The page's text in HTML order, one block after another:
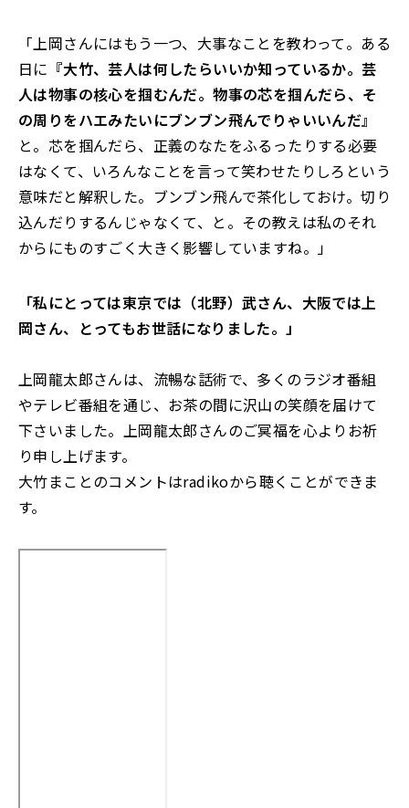
「上岡さんにはもう一つ、大事なことを教わって。ある
日に 『大竹、芸人は何したらいいか知っているか。芸
人は物事の核心を掴むんだ。物事の芯を掴んだら、そ
の周りをハエみたいにブンブン飛んでりゃいいんだ』
と。芯を掴んだら、正義のなたをふるったりする必要
はなくて、いろんなことを言って笑わせたりしろという
意味だと解釈した。ブンブン飛んで茶化しておけ。切り
込んだりするんじゃなくて、と。その教えは私のそれ
からにものすごく大きく影響していますね。」
「私にとっては東京では（北野）武さん、大阪では上
岡さん、とってもお世話になりました。」
上岡龍太郎さんは、流暢な話術で、多くのラジオ番組
やテレビ番組を通じ、お茶の間に沢山の笑顔を届けて
下さいました。上岡龍太郎さんのご冥福を心よりお祈
り申し上げます。
大竹まことのコメントはradikoから聴くことができま
す。